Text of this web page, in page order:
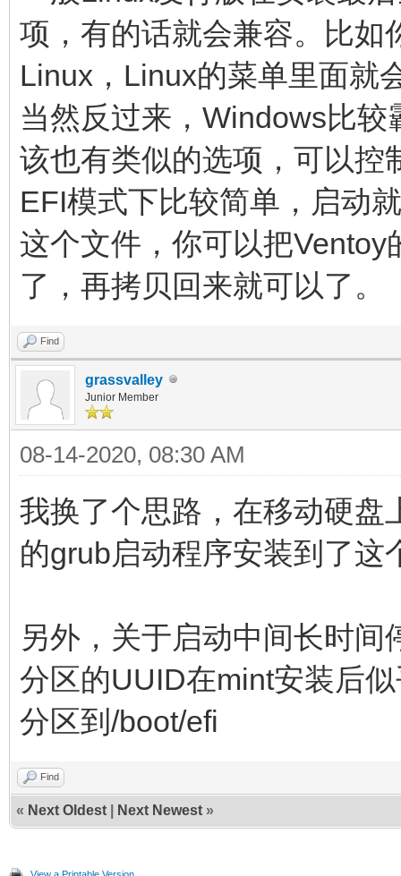
项，有的话就会兼容。比如
Linux，Linux的菜单里面就
当然反过来，Windows比
该也有类似的选项，可以控
EFI模式下比较简单，启动
这个文件，你可以把
了，再拷贝回来就可以了。
Find
grassvalley
Junior Member
08-14-2020, 08:30 AM
我换了个思路，在移动硬盘
的grub启动程序安装到了这
另外，关于启动中间长时
分区的UUID在mint安装后
分区到/boot/efi
Find
« Next Oldest Next Newest »